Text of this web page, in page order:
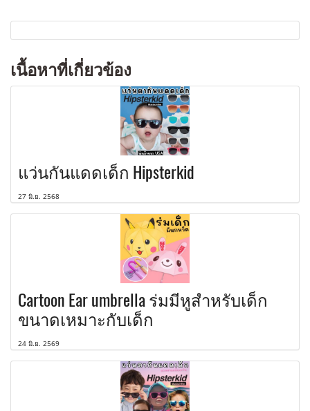
เนื้อหาที่เกี่ยวข้อง
แว่นกันแดดเด็ก Hipsterkid
27 มิ.ย. 2568
Cartoon Ear umbrella ร่มมีหูสำหรับเด็ก
ขนาดเหมาะกับเด็ก
24 มิ.ย. 2569